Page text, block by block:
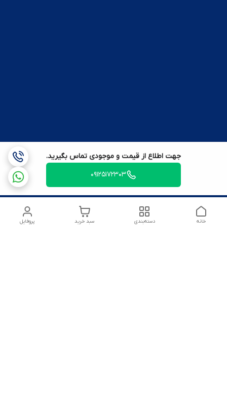
جهت اطلاع از قیمت و موجودی تماس بگیرید.
09125172303
پروفایل سبد خرید دسته‌بندی خانه